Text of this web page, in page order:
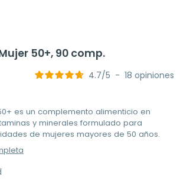
50+, 90 comp.
4.7/5 - 18 opiniones
es un complemento alimenticio en
y minerales formulado para
de mujeres mayores de 50 años.